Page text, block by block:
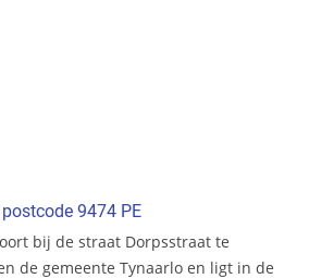
9474 PE
bij de straat Dorpsstraat te
de gemeente Tynaarlo en ligt in de